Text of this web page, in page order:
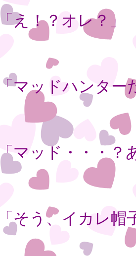
「え！？オレ？」
「マッドハンター
「マッド・・・？
「そう、イカレ